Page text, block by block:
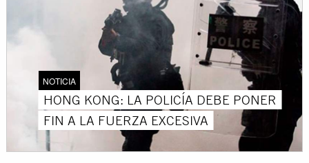
NOTICIA
HONG KONG: LA POLICÍA DEBE PONER
FIN A LA FUERZA EXCESIVA